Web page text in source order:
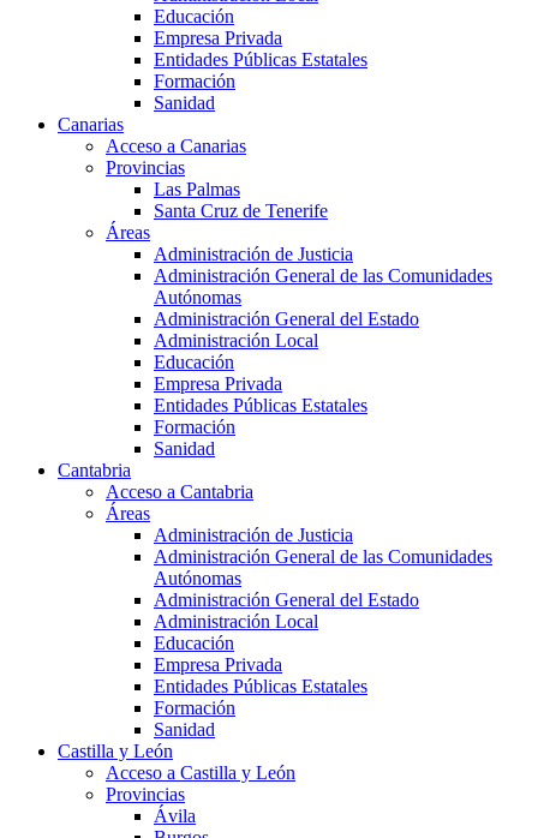
Educación
Empresa Privada
Entidades Públicas Estatales
Formación
Sanidad
Canarias
Acceso a Canarias
Provincias
Las Palmas
Santa Cruz de Tenerife
Áreas
Administración de Justicia
Administración General de las Comunidades
Autónomas
Administración General del Estado
Administración Local
Educación
Empresa Privada
Entidades Públicas Estatales
Formación
Sanidad
Cantabria
Acceso a Cantabria
Áreas
Administración de Justicia
Administración General de las Comunidades
Autónomas
Administración General del Estado
Administración Local
Educación
Empresa Privada
Entidades Públicas Estatales
Formación
Sanidad
Castilla y León
Acceso a Castilla y León
Provincias
Ávila